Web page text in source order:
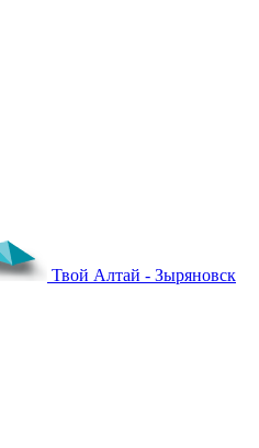
Твой Алтай - Зыряновск